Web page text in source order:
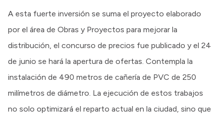
A esta fuerte inversión se suma el proyecto elaborado
por el área de Obras y Proyectos para mejorar la
distribución, el concurso de precios fue publicado y el 24
de junio se hará la apertura de ofertas. Contempla la
instalación de 490 metros de cañería de PVC de 250
milímetros de diámetro. La ejecución de estos trabajos
no solo optimizará el reparto actual en la ciudad, sino que